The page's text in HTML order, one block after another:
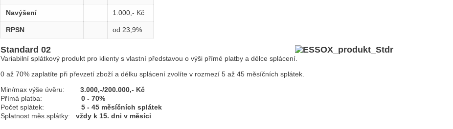
Navýšení 1.000,- Kč
RPSN od 23,9%
Standard 02
Variabilní splátkový produkt pro klienty s vlastní představou o výši přímé platby a délce splácení.
0 až 70% zaplatíte při převzetí zboží a délku splácení zvolíte v rozmezí 5 až 45 měsíčních splátek.
Min/max výše úvěru:
3.000,-/200.000,- Kč
Přímá platba:
0 - 70%
Počet splátek:
5 - 45 měsíčních splátek
Splatnost měs.splátky:
vždy k 15. dni v měsíci